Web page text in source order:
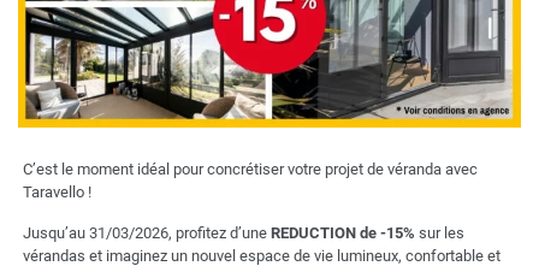
C’est le moment idéal pour concrétiser votre projet de véranda avec
Taravello !
Jusqu’au 31/03/2026, profitez d’uneREDUCTION de -15% sur les
vérandas et imaginez un nouvel espace de vie lumineux, confortable et